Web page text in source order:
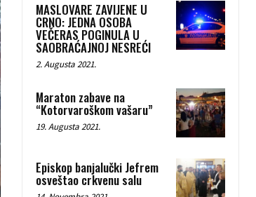
MASLOVARE ZAVIJENE U
CRNO: JEDNA OSOBA
VEČERAS POGINULA U
SAOBRAĆAJNOJ NESREĆI
2. Augusta 2021.
Maraton zabave na
“Kotorvaroškom vašaru”
19. Augusta 2021.
Episkop banjalučki Jefrem
osveštao crkvenu salu